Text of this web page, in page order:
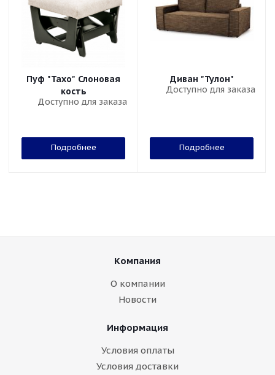
Пуф "Тахо" Слоновая
кость
Доступно для заказа
Подробнее
Диван "Тулон"
Доступно для заказа
Подробнее
Компания
О компании
Новости
Информация
Условия оплаты
Условия доставки